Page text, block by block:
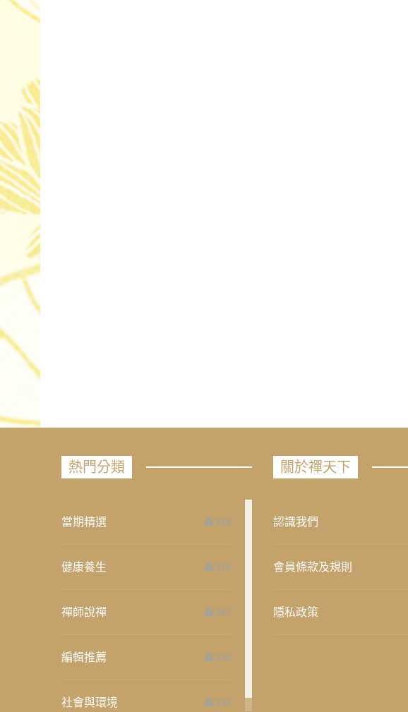
熱門分類
當期精選 658
健康養生 276
禪師說禪 267
編輯推薦 236
社會與環境 235
關於禪天下
認識我們
會員條款及規則
隱私政策